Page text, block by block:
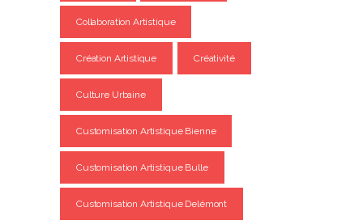
Collaboration Artistique
Création Artistique Créativité
Culture Urbaine
Customisation Artistique Bienne
Customisation Artistique Bulle
Customisation Artistique Delémont